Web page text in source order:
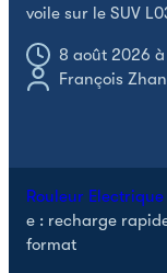
Rouleur Electrique
e : recharge
format
voile sur le SUV
8 août 2026 à
François